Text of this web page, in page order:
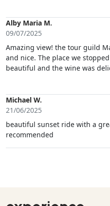
Alby Maria M.
09/07/2025
Amazing view! the tour guild
and nice. The place we stopped to watch the sunset was
beautiful and the wine was
a great time and it was the
water and good company.
Michael W.
21/06/2025
beautiful sunset ride with a
recommended